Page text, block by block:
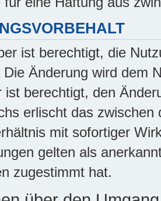
ist berechtigt, die
Die Änderung wird dem
ist berechtigt, den
erlischt das
mit sofortiger
gelten als
zugestimmt hat.